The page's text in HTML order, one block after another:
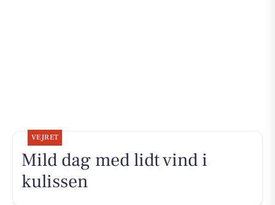
VEJRET
Mild dag med lidt vind i
kulissen